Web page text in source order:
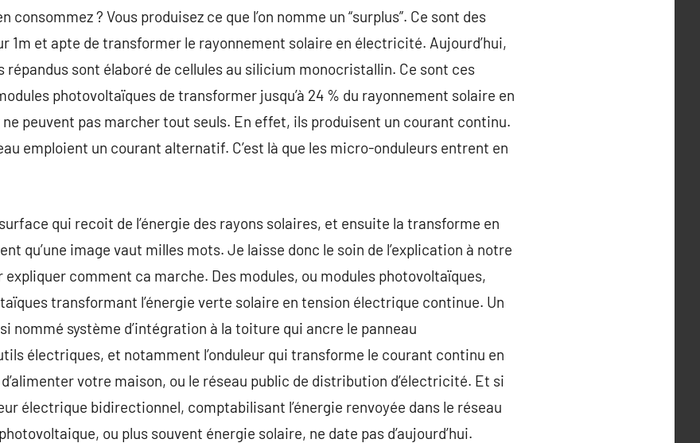
consommez ? Vous produisez ce que l’on nomme un “surplus”. Ce sont des
1m et apte de transformer le rayonnement solaire en électricité. Aujourd’hui,
répandus sont élaboré de cellules au silicium monocristallin. Ce sont ces
photovoltaïques de transformer jusqu’à 24 % du rayonnement solaire en
peuvent pas marcher tout seuls. En effet, ils produisent un courant continu.
emploient un courant alternatif. C’est là que les micro-onduleurs entrent en
qui recoit de l’énergie des rayons solaires, et ensuite la transforme en
qu’une image vaut milles mots. Je laisse donc le soin de l’explication à notre
expliquer comment ca marche. Des modules, ou modules photovoltaïques,
transformant l’énergie verte solaire en tension électrique continue. Un
nommé système d’intégration à la toiture qui ancre le panneau
électriques, et notamment l’onduleur qui transforme le courant continu en
votre maison, ou le réseau public de distribution d’électricité. Et si
électrique bidirectionnel, comptabilisant l’énergie renvoyée dans le réseau
ou plus souvent énergie solaire, ne date pas d’aujourd’hui.